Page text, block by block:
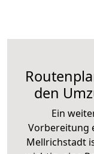
den
Ein
Vorbereitung
Mellrichstadt